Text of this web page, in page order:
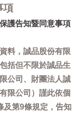
項
護告知暨同意事項
料，誠品股份有限
括但不限於誠品生
公司、財團法人誠
限公司）謹此依個
及第9條規定，告知